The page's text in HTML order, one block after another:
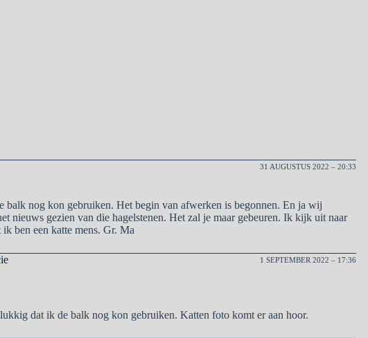
31 AUGUSTUS 2022 – 20:33
balk nog kon gebruiken. Het begin van afwerken is begonnen. En ja wij
nieuws gezien van die hagelstenen. Het zal je maar gebeuren. Ik kijk uit naar
ben een katte mens. Gr. Ma
1 SEPTEMBER 2022 – 17:36
dat ik de balk nog kon gebruiken. Katten foto komt er aan hoor.